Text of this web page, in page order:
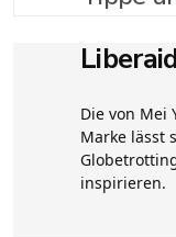
Die von Mei
Marke lässt
inspirieren.